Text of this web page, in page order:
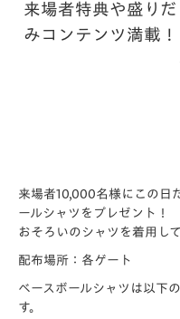
来場者特典や盛り
みコンテンツ満載
来場者10,000名様にこの日
ールシャツをプレゼント！
おそろいのシャツを着用し
配布場所：各ゲート
ベースボールシャツは以下
す。